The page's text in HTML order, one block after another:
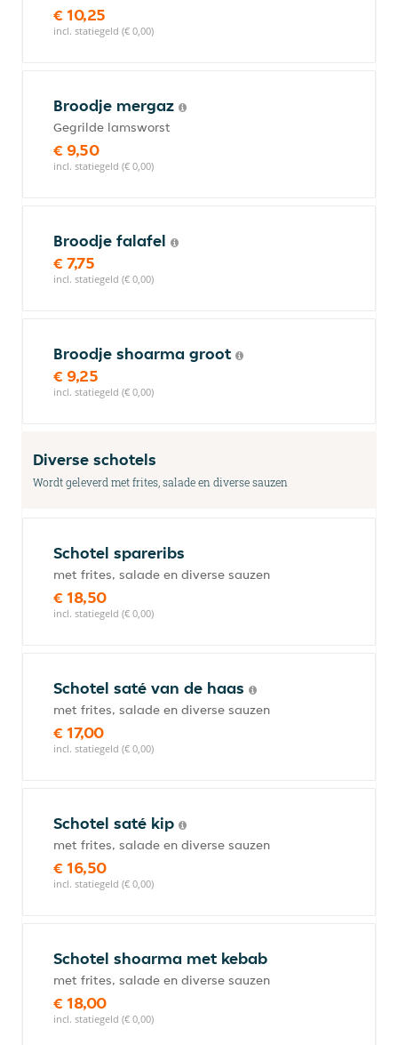
€ 10,25
incl. statiegeld (€ 0,00)
Broodje mergaz
Gegrilde lamsworst
€ 9,50
incl. statiegeld (€ 0,00)
Broodje falafel
€ 7,75
incl. statiegeld (€ 0,00)
Broodje shoarma groot
€ 9,25
incl. statiegeld (€ 0,00)
Diverse schotels
Wordt geleverd met frites, salade en diverse sauzen
Schotel spareribs
met frites, salade en diverse sauzen
€ 18,50
incl. statiegeld (€ 0,00)
Schotel saté van de haas
met frites, salade en diverse sauzen
€ 17,00
incl. statiegeld (€ 0,00)
Schotel saté kip
met frites, salade en diverse sauzen
€ 16,50
incl. statiegeld (€ 0,00)
Schotel shoarma met kebab
met frites, salade en diverse sauzen
€ 18,00
incl. statiegeld (€ 0,00)